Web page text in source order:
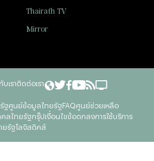
Thairath TV
Mirror
เราติดต่อเรา
ฐศูนย์ข้อมูลไทยรัฐFAQศูนย์ช่วยเหลือ
ลไทยรัฐกรุ๊ปเงื่อนไขข้อตกลงการใช้บริการ
ยรัฐโลจิสติคส์